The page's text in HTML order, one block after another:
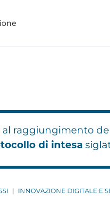
raggiungimento
di intesa
INNOVAZIONE DIGITALE E